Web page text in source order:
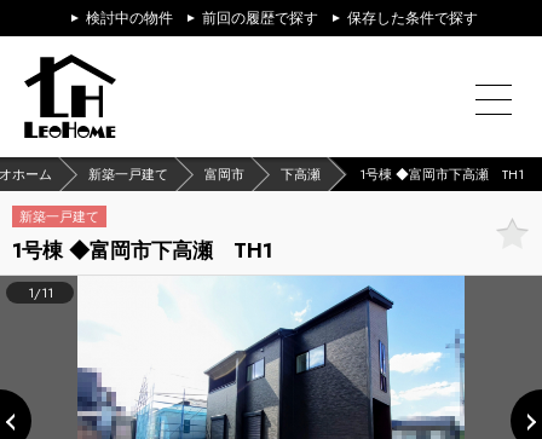
検討中の物件 前回の履歴で探す 保存した条件で探す
ホーム 新築一戸建て 富岡市 下高瀬 1号棟 ◆富岡市下高瀬 TH1
新築一戸建て
1号棟 ◆富岡市下高瀬 TH1
1/11